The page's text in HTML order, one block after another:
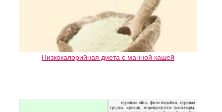
Низкокалорийная диета с манной кашей